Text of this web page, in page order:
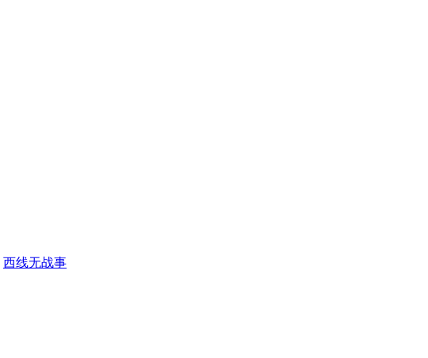
西线无战事